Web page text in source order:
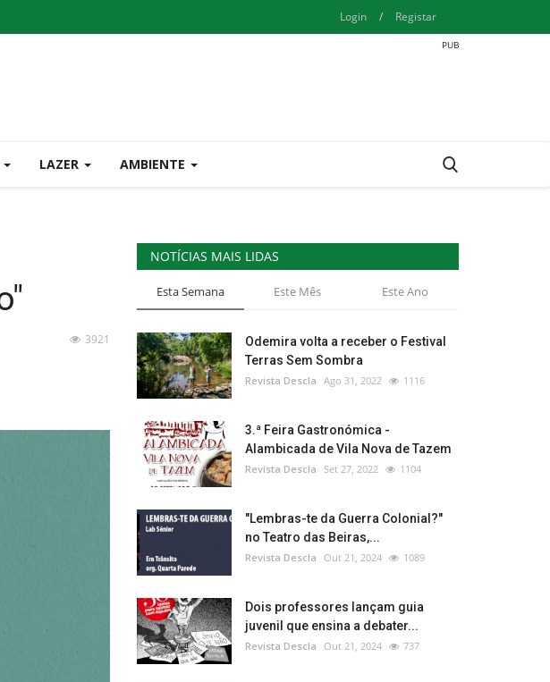
Login / Registar
LAZER AMBIENTE
3921
NOTÍCIAS MAIS LIDAS
Esta Semana Este Mês Este Ano
Odemira volta a receber o Festival
Terras Sem Sombra
Revista Descla Ago 31, 2022 1116
3.ª Feira Gastronómica -
Alambicada de Vila Nova de Tazem
Revista Descla Set 27, 2022 1104
"Lembras-te da Guerra Colonial?"
no Teatro das Beiras,...
Revista Descla Out 21, 2024 1089
Dois professores lançam guia
juvenil que ensina a debater...
Revista Descla Out 21, 2024 737